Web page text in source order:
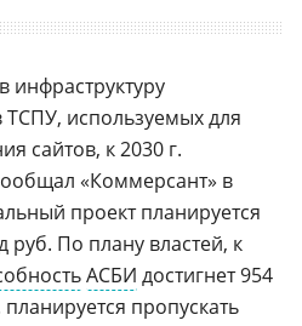
ТСПУ, используемых для
сайтов, к 2030 г.
«Коммерсант» в
проект планируется
руб. По плану властей, к
АСБИ достигнет 954
планируется пропускать